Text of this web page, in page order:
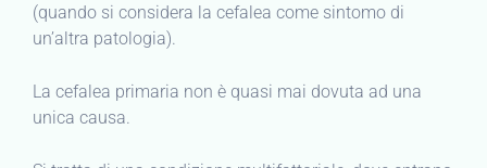
(quando si considera la cefalea come sintomo di
un’altra patologia).
La cefalea primaria non è quasi mai dovuta ad una
unica causa.